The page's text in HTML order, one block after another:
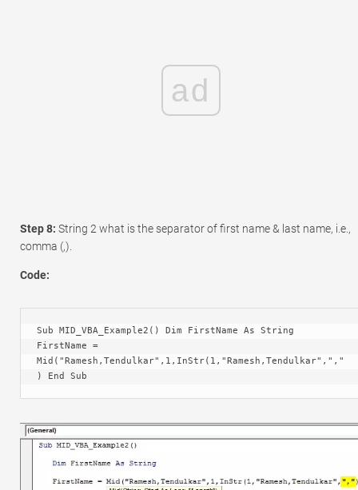
ad
Step 8: String 2 what is the separator of first name & last name, i.e.,
comma (,).
Code:
Sub MID_VBA_Example2() Dim FirstName As String
FirstName =
Mid("Ramesh,Tendulkar",1,InStr(1,"Ramesh,Tendulkar",","
) End Sub